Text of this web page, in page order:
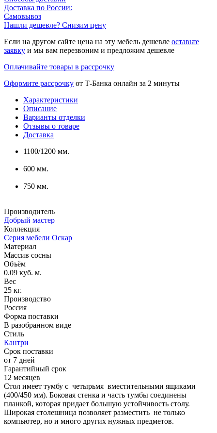
Доставка по России:
Самовывоз
Нашли дешевле? Снизим цену
Если на другом сайте цена на эту мебель дешевле оставьте
заявку и мы вам перезвоним и предложим дешевле
Оплачивайте товары в рассрочку
Оформите рассрочку от Т-Банка онлайн за 2 минуты
Характеристики
Описание
Варианты отделки
Отзывы о товаре
Доставка
1100/1200 мм.
600 мм.
750 мм.
Производитель
Добрый мастер
Коллекция
Серия мебели Оскар
Материал
Массив сосны
Объём
0.09 куб. м.
Вес
25 кг.
Производство
Россия
Форма поставки
В разобранном виде
Стиль
Кантри
Срок поставки
от 7 дней
Гарантийный срок
12 месяцев
Стол имеет тумбу с четырьмя вместительными ящиками
(400/450 мм). Боковая стенка и часть тумбы соединены
планкой, которая придает большую устойчивость столу.
Широкая столешница позволяет разместить не только
компьютер, но и много других нужных предметов.